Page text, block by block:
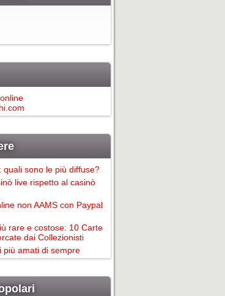
quali sono le più diffuse?
live rispetto al casinò
non AAMS con Paypal
rare e costose: 10 Carte
dai Collezionisti
più amati di sempre